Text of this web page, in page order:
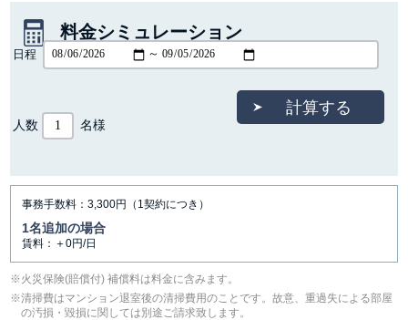
料金シミュレーション
人数 名様
日程 ～
事務手数料：3,300円（1契約につき）
1名追加の場合
賃料：＋0円/日
⽕災保険(賠償付) 補償料は料⾦に含みます。
清掃費はマンション退室後の清掃費用のことです。故意、重過失による部屋
の汚損・毀損に関しては別途ご請求致します。